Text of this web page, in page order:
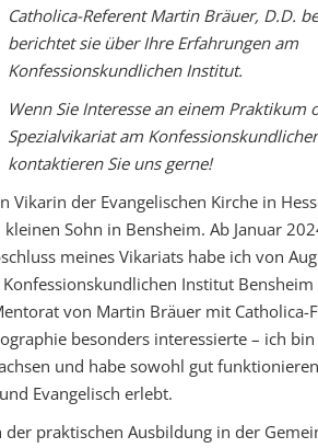
Catholica-Referent Martin Bräuer, D.D.
berichtet sie über Ihre Erfahrungen am
Konfessionskundlichen Institut.
Wenn Sie Interesse an einem Praktikum
Spezialvikariat am
kontaktieren Sie uns gerne!
der Evangelischen Kirche in
Sohn in Bensheim. Ab Januar
meines Vikariats habe ich von
Institut
von Martin Bräuer mit Catholica-
besonders interessierte – ich
und habe sowohl gut
Evangelisch erlebt.
praktischen Ausbildung in der